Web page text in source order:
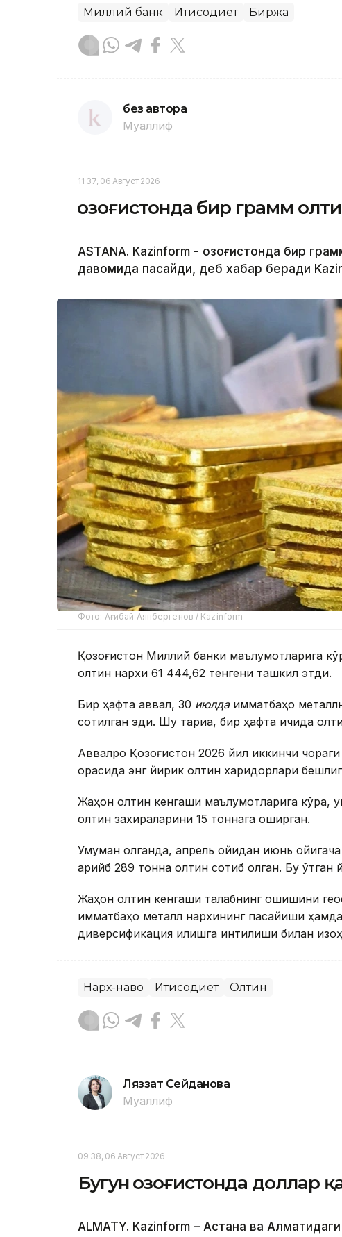
Миллий банк Иқтисодиёт Биржа
без автора
Муаллиф
11:37, 06 Август 2026
Қозоғистонда бир грамм
ASTANA. Kazinform - Қозоғистонда бир
давомида пасайди, деб хабар беради
Фото: Ағибай Аяпбергенов / Kazinform
Қозоғистон Миллий банки маълумотларига
олтин нархи 61 444,62 тенгени ташкил этди.
Бир ҳафта аввал, 30 июлдақимматбаҳо
сотилган эди. Шу тариқа, бир ҳафта ичида
Аввалроқ Қозоғистон 2026 йил иккинчи
орасида энг йирик олтин харидорлари
Жаҳон олтин кенгаши маълумотларига кўра,
олтин захираларини 15 тоннага оширган.
Умуман олганда, апрель ойидан июнь
қарийб 289 тонна олтин сотиб олган. Бу
Жаҳон олтин кенгаши талабнинг ошишини
қимматбаҳо металл нархининг пасайиши
диверсификация қилишга интилиши билан
Нарх-наво Иқтисодиёт Олтин
Ляззат Сейданова
Муаллиф
09:38, 06 Август 2026
Бугун Қозоғистонда доллар
ALMATY. Кazinform – Астана ва